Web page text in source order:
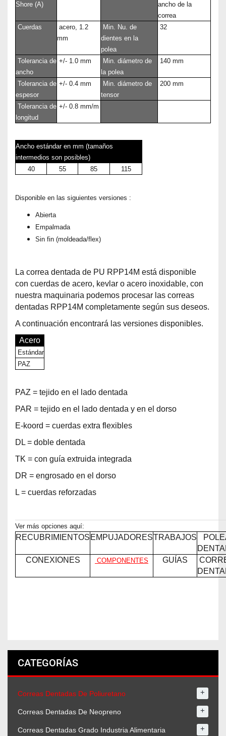
Shore (A)
ancho de la
correa
Cuerdas
acero, 1.2
mm
Min. Nu. de
dientes en la
polea
32
Tolerancia de
ancho
+/- 1.0 mm
Min. diámetro de
la polea
140 mm
Tolerancia de
espesor
+/- 0.4 mm
Min. diámetro de
tensor
200 mm
Tolerancia de
longitud
+/- 0.8 mm/m
Ancho estándar en mm (tamaños
intermedios son posibles)
40
55 85 115
Disponible en las siguientes versiones :
Abierta
Empalmada
Sin fin (moldeada/flex)
La correa dentada de PU RPP14M está disponible
con cuerdas de acero, kevlar o acero inoxidable, con
nuestra maquinaria podemos procesar las correas
dentadas RPP14M completamente según sus deseos.
A continuación encontrará las versiones disponibles.
Acero
Estándar
PAZ
PAZ = tejido en el lado dentada
PAR = tejido en el lado dentada y en el dorso
E-koord = cuerdas extra flexibles
DL = doble dentada
TK = con guía extruida integrada
DR = engrosado en el dorso
L = cuerdas reforzadas
Ver más opciones aquí:
RECUBRIMIENTOS EMPUJADORESTRABAJOS
CONEXIONES
COMPONENTES GUÍAS
CATEGORÍAS
Correas Dentadas De Poliuretano +
Correas Dentadas De Neopreno +
Correas Dentadas Grado Industria Alimentaria +